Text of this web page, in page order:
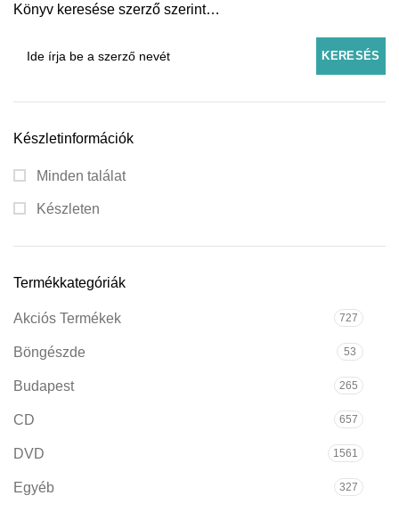
Könyv keresése szerző szerint…
Készletinformációk
Minden találat
Készleten
Termékkategóriák
Akciós Termékek 727
Böngészde 53
Budapest 265
CD 657
DVD 1561
Egyéb 327